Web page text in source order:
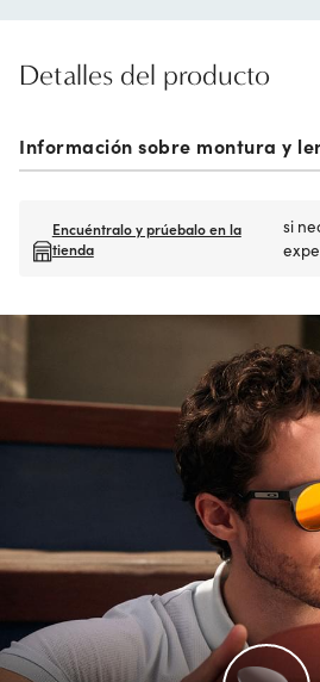
Detalles del producto
Información sobre montura y
Encuéntralo y prúebalo en la
tienda
si